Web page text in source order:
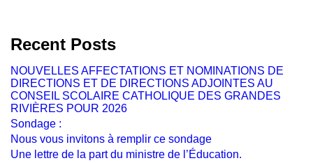
Recent Posts
NOUVELLES AFFECTATIONS ET NOMINATIONS DE
DIRECTIONS ET DE DIRECTIONS ADJOINTES AU
CONSEIL SCOLAIRE CATHOLIQUE DES GRANDES
RIVIÈRES POUR 2026
Sondage :
Nous vous invitons à remplir ce sondage
Une lettre de la part du ministre de l’Éducation.